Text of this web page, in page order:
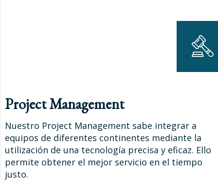
Project Management
Nuestro Project Management sabe integrar a
equipos de diferentes continentes mediante la
utilización de una tecnología precisa y eficaz. Ello
permite obtener el mejor servicio en el tiempo
justo.